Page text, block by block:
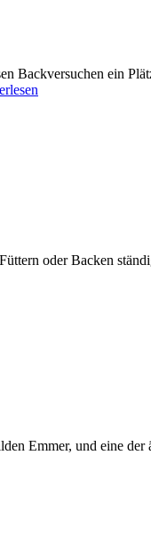
Backversuchen ein
oder Backen
Emmer, und eine